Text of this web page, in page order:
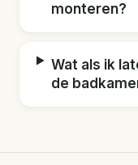
monteren?
Wat als ik
de